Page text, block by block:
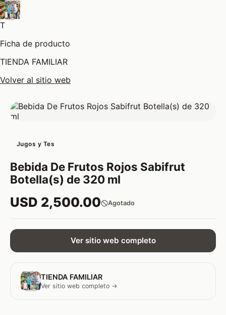
T
Ficha de producto
TIENDA FAMILIAR
Volver al sitio web
Jugos y Tes
Bebida De Frutos Rojos Sabifrut
Botella(s) de 320 ml
USD 2,500.00 Agotado
Ver sitio web completo
TIENDA FAMILIAR
Ver sitio web completo →